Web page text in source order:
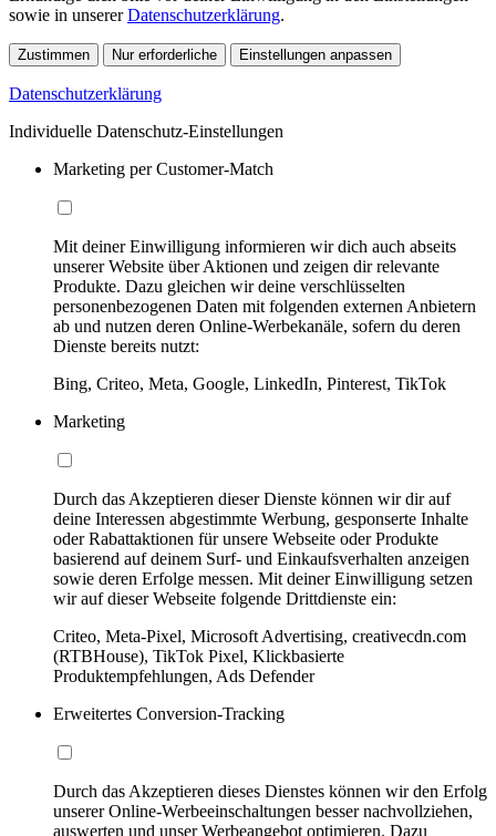
sowie in unsererDatenschutzerklärung.
Zustimmen Nur erforderliche Einstellungen anpassen
Datenschutzerklärung
Individuelle Datenschutz-Einstellungen
Marketing per Customer-Match
Mit deiner Einwilligung informieren wir dich auch abseits
unserer Website über Aktionen und zeigen dir relevante
Produkte. Dazu gleichen wir deine verschlüsselten
personenbezogenen Daten mit folgenden externen Anbietern
ab und nutzen deren Online-Werbekanäle, sofern du deren
Dienste bereits nutzt:
Bing, Criteo, Meta, Google, LinkedIn, Pinterest, TikTok
Marketing
Durch das Akzeptieren dieser Dienste können wir dir auf
deine Interessen abgestimmte Werbung, gesponserte Inhalte
oder Rabattaktionen für unsere Webseite oder Produkte
basierend auf deinem Surf- und Einkaufsverhalten anzeigen
sowie deren Erfolge messen. Mit deiner Einwilligung setzen
wir auf dieser Webseite folgende Drittdienste ein:
Criteo, Meta-Pixel, Microsoft Advertising, creativecdn.com
(RTBHouse), TikTok Pixel, Klickbasierte
Produktempfehlungen, Ads Defender
Erweitertes Conversion-Tracking
Durch das Akzeptieren dieses Dienstes können wir den Erfolg
unserer Online-Werbeeinschaltungen besser nachvollziehen,
auswerten und unser Werbeangebot optimieren. Dazu